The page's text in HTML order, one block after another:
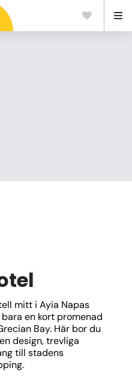
mitt i Ayia Napas
en kort promenad
Bay. Här bor du
design, trevliga
till stadens